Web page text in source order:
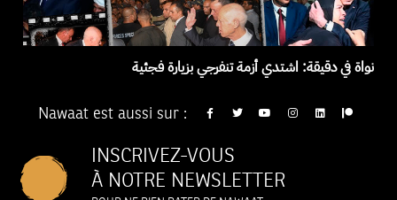
نواة في دقيقة: اشتدي أزمة تنفرجي بزيارة فجئية
Nawaat est aussi sur :
INSCRIVEZ-VOUS
À NOTRE NEWSLETTER